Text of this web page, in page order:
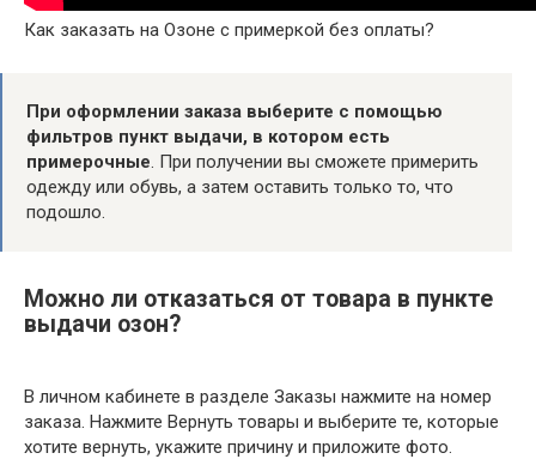
Как заказать на Озоне с примеркой без оплаты?
При оформлении заказа выберите с помощью
фильтров пункт выдачи, в котором есть
примерочные. При получении вы сможете примерить
одежду или обувь, а затем оставить только то, что
подошло.
Можно ли отказаться от товара в пункте
выдачи озон?
В личном кабинете в разделе Заказы нажмите на номер
заказа. Нажмите Вернуть товары и выберите те, которые
хотите вернуть, укажите причину и приложите фото.